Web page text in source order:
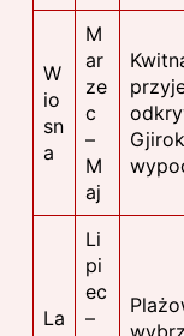
W
io
sn
a
M
ar
ze
c
–
M
aj
La
Li
pi
ec
–